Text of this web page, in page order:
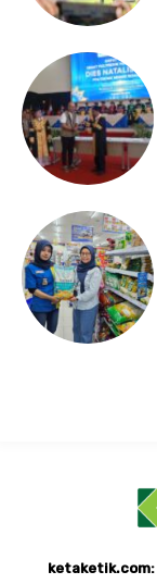
ketaketik.com: